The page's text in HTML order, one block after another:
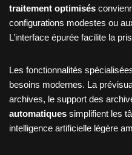
traitement optimisés
configurations modestes ou
L’interface épurée facilite la
Les fonctionnalités
besoins modernes. La
archives, le support des
automatiques simplifient les
intelligence artificielle légère